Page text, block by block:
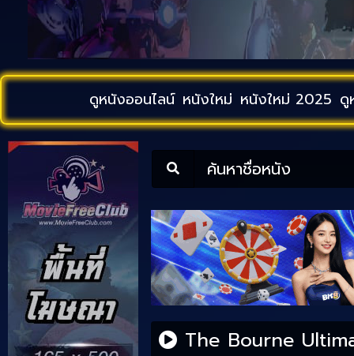
ดูหนังออนไลน์ หนังใหม่ หนังใหม่ 2025 ดู
ค้นหาชื่อหนัง
The Bourne